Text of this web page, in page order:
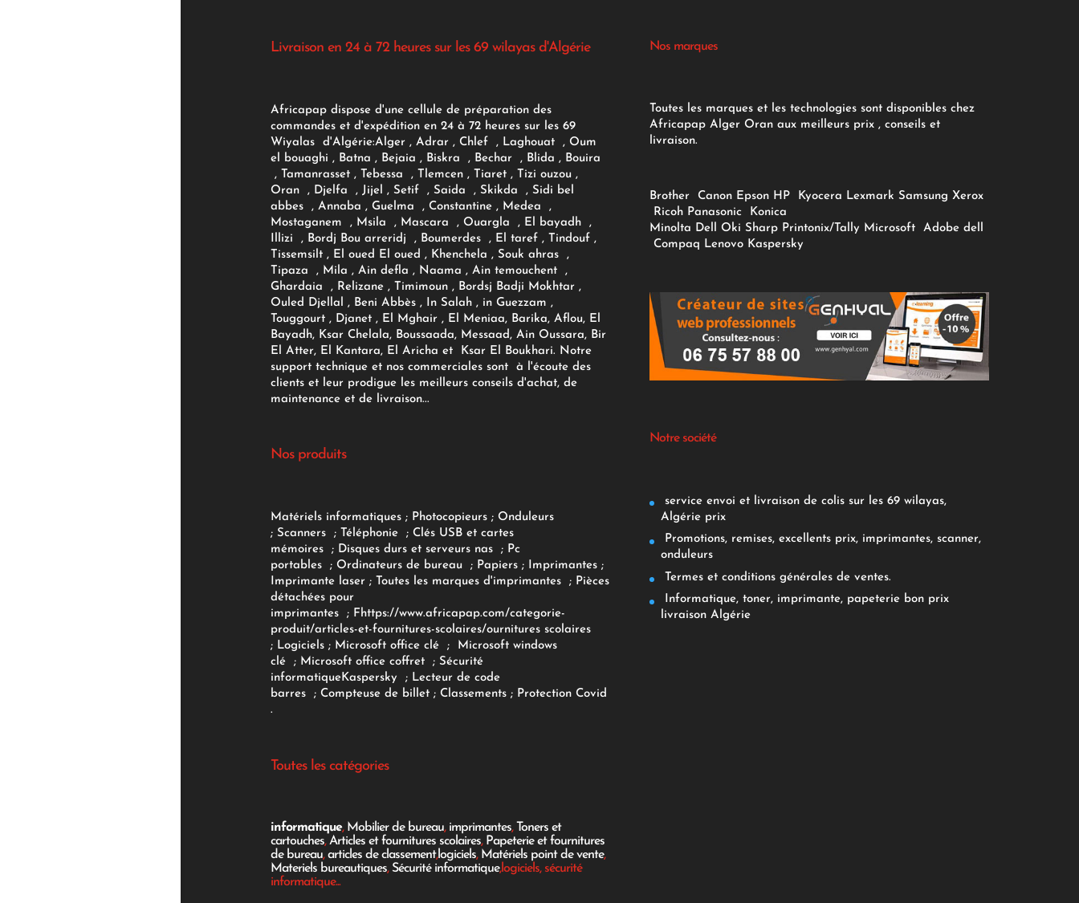
Livraison en 24 à 72 heures sur les 69 wilayas d'Algérie
Africapap dispose d'une cellule de préparation des
commandes et d'expédition en 24 à 72 heures sur les 69
Wiyalas d'Algérie:Alger , Adrar, Chlef , Laghouat , Oum
el bouaghi , Batna , Bejaia , Biskra , Bechar , Blida , Bouira
, Tamanrasset , Tebessa , Tlemcen , Tiaret , Tizi ouzou ,
Oran , Djelfa , Jijel , Setif , Saida , Skikda , Sidi bel
abbes , Annaba , Guelma , Constantine , Medea ,
Mostaganem , Msila , Mascara , Ouargla , El bayadh ,
Illizi , Bordj Bou arreridj , Boumerdes , El taref , Tindouf ,
Tissemsilt , El oued El oued , Khenchela , Souk ahras ,
Tipaza , Mila , Ain defla , Naama , Ain temouchent ,
Ghardaia , Relizane , Timimoun , Bordsj Badji Mokhtar ,
Ouled Djellal , Beni Abbès , In Salah , in Guezzam ,
Touggourt , Djanet , El Mghair , El Meniaa, Barika, Aflou, El
Bayadh, Ksar Chelala, Boussaada, Messaad, Ain Oussara, Bir
El Atter, El Kantara, El Aricha et Ksar El Boukhari. Notre
support technique et nos commerciales sont à l'écoute des
clients et leur prodigue les meilleurs conseils d'achat, de
maintenance et de livraison...
Nos produits
Matériels informatiques; Photocopieurs; Onduleurs
; Scanners ; Téléphonie ; Clés USB et cartes
mémoires
; Disques durs et serveurs nas ; Pc
portables
; Ordinateurs de bureau ; Papiers; Imprimantes;
Imprimante laser; Toutes les marques d'imprimantes ; Pièces
détachées pour
imprimantes
; Fhttps://www.africapap.com/categorie-
produit/articles-et-fournitures-scolaires/ournitures scolaires
; Logiciels ; Microsoft office clé ;
Microsoft windows
clé; Microsoft office coffret ; Sécurité
informatiqueKaspersky ; Lecteur de code
barres
; Compteuse de billet; Classements ; Protection Covid
.
Toutes les catégories
informatique, Mobilier de bureau, imprimantes, Toners et
cartouches,Articles et fournitures scolaires, Papeterie et fournitures
de bureau,articles de classement,logiciels, Matériels point de vente,
Materiels bureautiques, Sécurité informatique,logiciels, sécurité
informatique...
Nos marques
Toutes les marques et les technologies sont disponibles chez
Africapap Alger Oran aux meilleurs prix , conseils et
livraison.
Brother Canon Epson HP Kyocera Lexmark Samsung Xerox
Ricoh Panasonic
Konica
Minolta Dell Oki Sharp Printonix/Tally Microsoft Adobe dell
Compaq Lenovo Kaspersky
Notre société
service envoi et livraison de colis sur les 69 wilayas,
Algérie prix
Promotions, remises, excellents prix, imprimantes, scanner,
onduleurs
Termes et conditions générales de ventes.
Informatique, toner, imprimante, papeterie bon prix
livraison Algérie